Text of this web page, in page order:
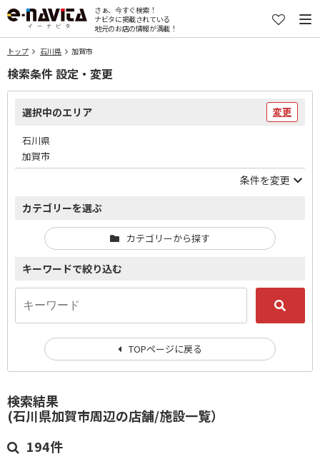
さぁ、今すぐ検索！
ナビタに掲載されている
地元のお店の情報が満載！
トップ 石川県 加賀市
検索結果
(石川県加賀市周辺の店舗/施設一覧）
194件
検索条件 設定・変更
選択中のエリア 変更
石川県
加賀市
条件を変更
カテゴリーを選ぶ
カテゴリーから探す
キーワードで絞り込む
TOPページに戻る